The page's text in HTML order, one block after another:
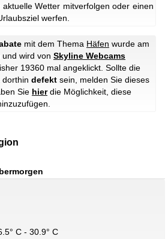
Wetter mitverfolgen oder einen
werfen.
mit dem Thema Häfen wurde am
wird von Skyline Webcams
19360 mal angeklickt. Sollte die
dorthin defekt sein, melden Sie dieses
Sie hierdie Möglichkeit, diese
C - 30.9° C